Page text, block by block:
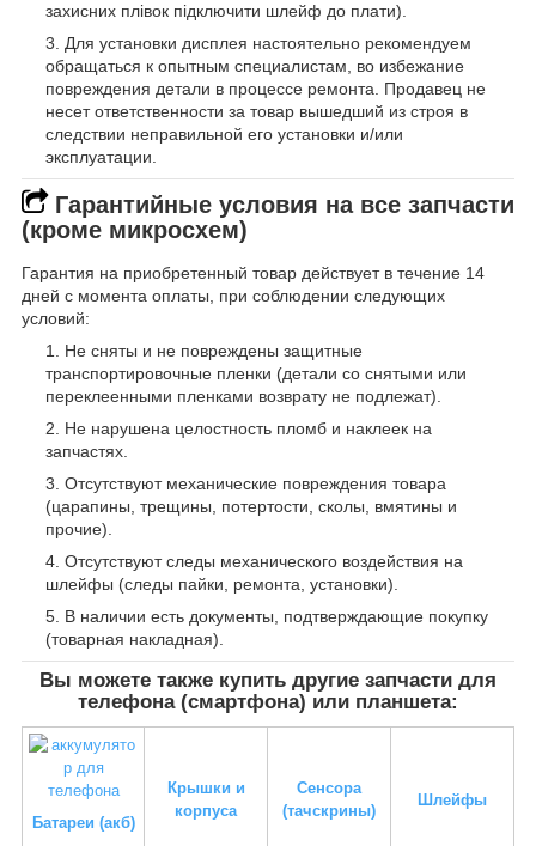
захисних плівок підключити шлейф до плати).
Для установки дисплея настоятельно рекомендуем
обращаться к опытным специалистам, во избежание
повреждения детали в процессе ремонта. Продавец не
несет ответственности за товар вышедший из строя в
следствии неправильной его установки и/или
эксплуатации.
Гарантийные условия на все запчасти
(кроме микросхем)
Гарантия на приобретенный товар действует в течение 14
дней с момента оплаты, при соблюдении следующих
условий:
Не сняты и не повреждены защитные
транспортировочные пленки (детали со снятыми или
переклеенными пленками возврату не подлежат).
Не нарушена целостность пломб и наклеек на
запчастях.
Отсутствуют механические повреждения товара
(царапины, трещины, потертости, сколы, вмятины и
прочие).
Отсутствуют следы механического воздействия на
шлейфы (следы пайки, ремонта, установки).
В наличии есть документы, подтверждающие покупку
(товарная накладная).
Вы можете также купить другие запчасти для
телефона (смартфона) или планшета:
Батареи (акб)
Крышки и
корпуса
Сенсора
(тачскрины)
Шлейфы